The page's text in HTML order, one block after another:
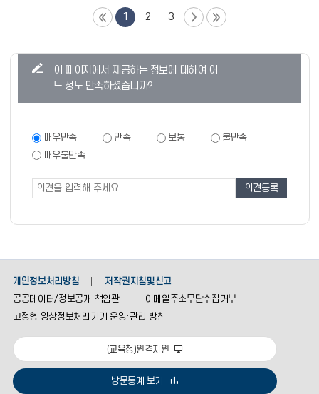
1 2 3
이 페이지에서 제공하는 정보에 대하여 어
느 정도 만족하셨습니까?
만
족
조
사
매우만족 만족 보통
불만족
매우불만족
개인정보처리방침
저작권지침및신고
공공데이터/정보공개 책임관
이메일주소무단수집거부
고정형 영상정보처리기기 운영·관리 방침
(교육청)원격지원
방문통계 보기